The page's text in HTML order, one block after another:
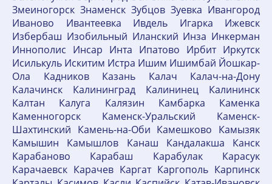
Змеиногорск Знаменск Зубцов Зуевка Ивангород
Иваново Ивантеевка Ивдель Игарка Ижевск
Избербаш Изобильный Иланский Инза Инкерман
Иннополис Инсар Инта Ипатово Ирбит Иркутск
Исилькуль Искитим Истра Ишим Ишимбай Йошкар-
Ола Кадников Казань Калач Калач-на-Дону
Калачинск Калининград Калининец Калининск
Калтан Калуга Калязин Камбарка Каменка
Каменногорск Каменск-Уральский Каменск-
Шахтинский Камень-на-Оби Камешково Камызяк
Камышин Камышлов Канаш Кандалакша Канск
Карабаново Карабаш Карабулак Карасук
Карачаевск Карачев Каргат Каргополь Карпинск